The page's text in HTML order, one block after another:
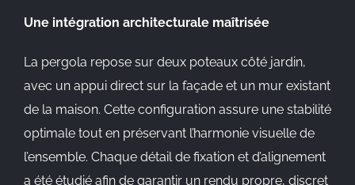
Une intégration architecturale maîtrisée
La pergola repose sur deux poteaux côté jardin,
avec un appui direct sur la façade et un mur existant
de la maison. Cette configuration assure une stabilité
optimale tout en préservant l’harmonie visuelle de
l’ensemble. Chaque détail de fixation et d’alignement
a été étudié afin de garantir un rendu propre, discret